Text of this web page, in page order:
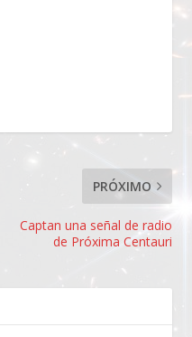
PRÓXIMO
Captan una señal de radio
de Próxima Centauri